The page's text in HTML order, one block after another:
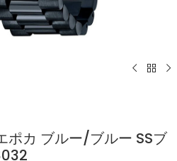
ポカ ブルー/ブルー SSブ